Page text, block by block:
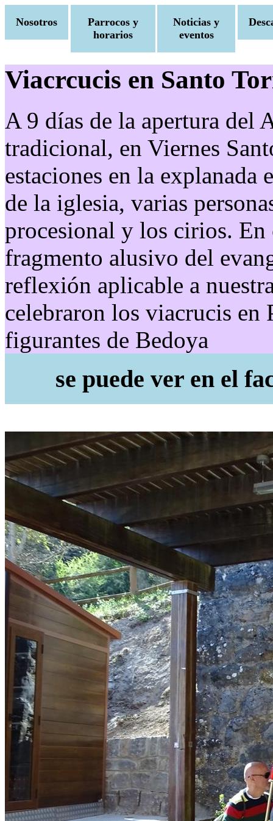
Nosotros
Parrocos y
horarios
Noticias y
eventos
Viacrcucis en Santo
A 9 días de la apertura del
tradicional, en Viernes
estaciones en la explanada
de la iglesia, varias
procesional y los cirios. En
fragmento alusivo del
reflexión aplicable a
celebraron los viacrucis en
figurantes de Bedoya
se puede ver en el